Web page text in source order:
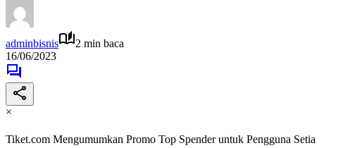
adminbisnis
2 min baca
16/06/2023
×
Tiket.com Mengumumkan Promo Top Spender untuk Pengguna Setia